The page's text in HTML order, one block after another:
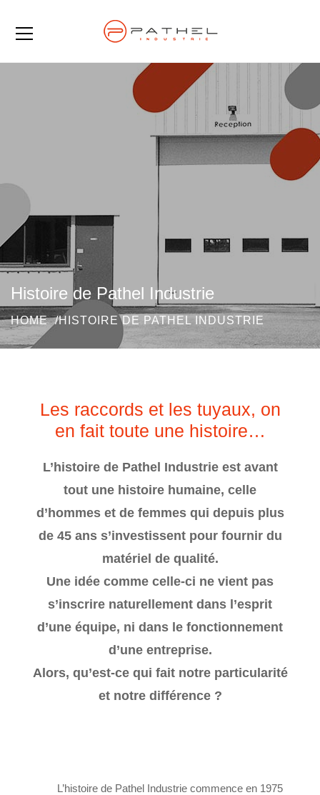
Histoire de Pathel Industrie
HOME HISTOIRE DE PATHEL INDUSTRIE
Les raccords et les tuyaux, on
en fait toute une histoire…
L’histoire de Pathel Industrie est avant
tout une histoire humaine, celle
d’hommes et de femmes qui depuis plus
de 45 ans s’investissent pour fournir du
matériel de qualité.
Une idée comme celle-ci ne vient pas
s’inscrire naturellement dans l’esprit
d’une équipe, ni dans le fonctionnement
d’une entreprise.
Alors, qu’est-ce qui fait notre particularité
et notre différence ?
L’histoire de Pathel Industrie commence en 1975